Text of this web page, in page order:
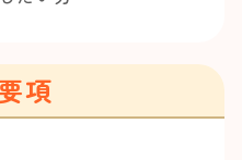
項